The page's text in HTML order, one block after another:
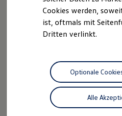
Wallbox und
Bidirektionales
Förderung & Kosten
Mehr zum ID. Buzz
Online Beratung
California Welt
California Club
California Magazin &
Vanlife
Ab 57.465,10 € inkl. MwSt.
Ab 48.290,00 € exkl. MwSt.
Cookies werden,
ist, oftmals mit
Dritten verlinkt.
Alle
Optionale